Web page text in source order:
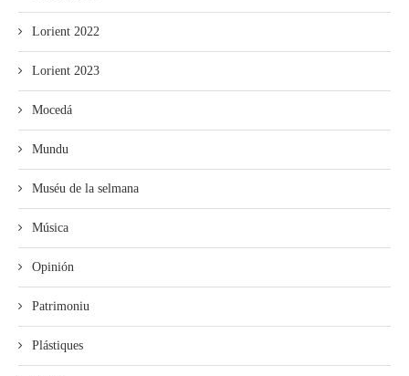
Lorient 2022
Lorient 2023
Mocedá
Mundu
Muséu de la selmana
Música
Opinión
Patrimoniu
Plástiques